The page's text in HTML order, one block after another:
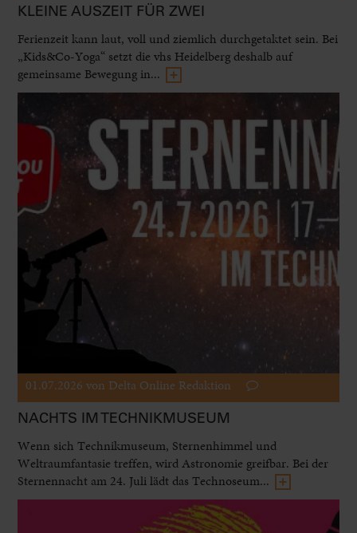
KLEINE AUSZEIT FÜR ZWEI
Ferienzeit kann laut, voll und ziemlich durchgetaktet sein. Bei
„Kids&Co-Yoga“ setzt die vhs Heidelberg deshalb auf
gemeinsame Bewegung in...
01.07.2026 von Delta Online Redaktion
NACHTS IM TECHNIKMUSEUM
Wenn sich Technikmuseum, Sternenhimmel und
Weltraumfantasie treffen, wird Astronomie greifbar. Bei der
Sternennacht am 24. Juli lädt das Technoseum...